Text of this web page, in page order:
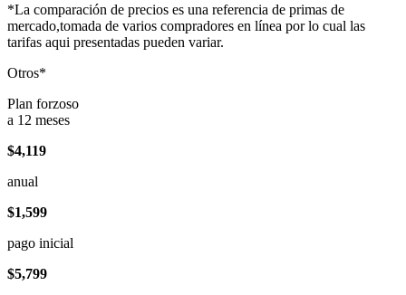
*La comparación de precios es una referencia de primas de
mercado,tomada de varios compradores en línea por lo cual las
tarifas aqui presentadas pueden variar.
Otros*
Plan forzoso
a 12 meses
$4,119
anual
$1,599
pago inicial
$5,799